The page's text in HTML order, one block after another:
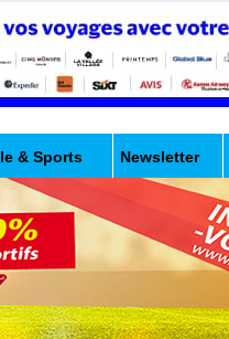
& Sports Newsletter